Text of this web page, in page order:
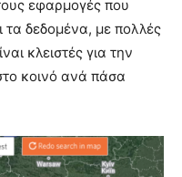
εφαρμογές που
τα δεδομένα, με πολλές
κλειστές για την
κοινό ανά πάσα